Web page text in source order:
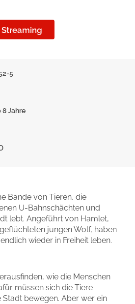
sich
keine Schokolade
5
Jahre
Bande von Tieren, die
U-Bahnschächten und
lebt. Angeführt von Hamlet,
jungen Wolf, haben
wieder in Freiheit leben.
wie die Menschen
müssen sich die Tiere
bewegen. Aber wer ein